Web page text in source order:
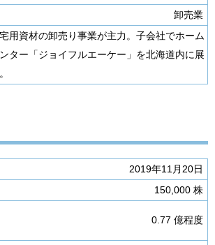
卸売業
用資材の卸売り事業が主力。子会社でホーム
ター「ジョイフルエーケー」を北海道内に展
2019年11月20日
150,000 株
0.77 億程度